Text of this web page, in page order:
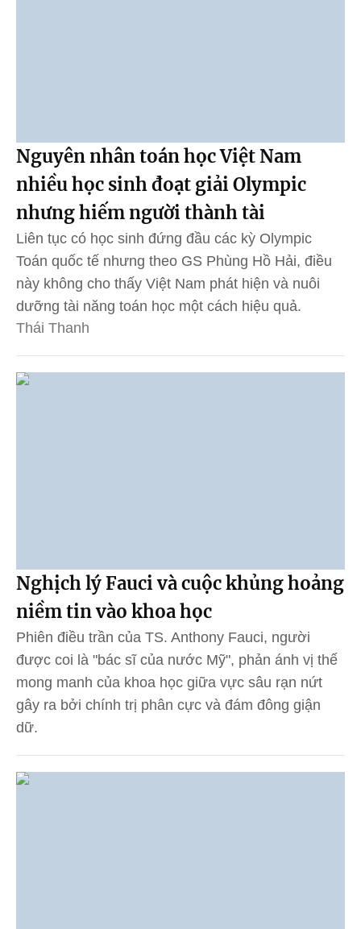
Nguyên nhân toán học Việt Nam
nhiều học sinh đoạt giải Olympic
nhưng hiếm người thành tài
Liên tục có học sinh đứng đầu các kỳ Olympic
Toán quốc tế nhưng theo GS Phùng Hồ Hải, điều
này không cho thấy Việt Nam phát hiện và nuôi
dưỡng tài năng toán học một cách hiệu quả.
Thái Thanh
Nghịch lý Fauci và cuộc khủng hoảng
niềm tin vào khoa học
Phiên điều trần của TS. Anthony Fauci, người
được coi là "bác sĩ của nước Mỹ", phản ánh vị thế
mong manh của khoa học giữa vực sâu rạn nứt
gây ra bởi chính trị phân cực và đám đông giận
dữ.